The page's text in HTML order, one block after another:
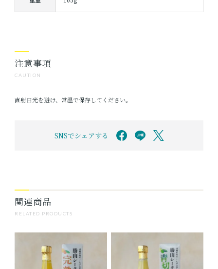
CAUTION
注意事項
直射日光を避け、常温で保存してください。
SNSでシェアする
RELATED PRODUCTS
関連商品